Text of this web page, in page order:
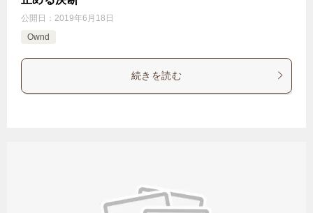
公開日： 2019年6月18日
Ownd
続きを読む